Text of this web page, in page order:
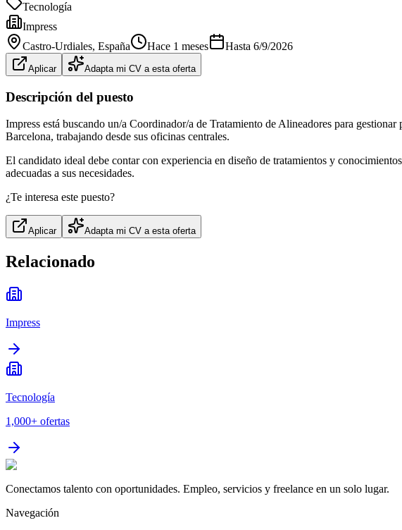
Tecnología
Impress
Castro-Urdiales, España Hace 1 meses Hasta 6/9/2026
Aplicar Adapta mi CV a esta oferta
Descripción del puesto
Impress está buscando un/a Coordinador/a de Tratamiento de Alineadores para
Barcelona, trabajando desde sus oficinas centrales.
El candidato ideal debe contar con experiencia en diseño de tratamientos y
adecuadas a sus necesidades.
¿Te interesa este puesto?
Aplicar Adapta mi CV a esta oferta
Relacionado
Impress
Tecnología
1,000+ ofertas
Conectamos talento con oportunidades. Empleo, servicios y freelance en un solo lugar.
Navegación